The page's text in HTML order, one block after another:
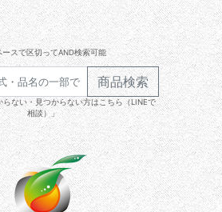
ースで区切ってAND検索可能
商品検索
らない・見つからない方はこちら（LINEで
相談）」